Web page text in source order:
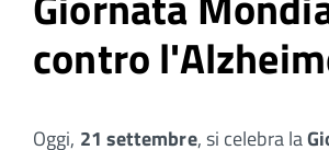
contro
Oggi, 21 settembre, si celebra la